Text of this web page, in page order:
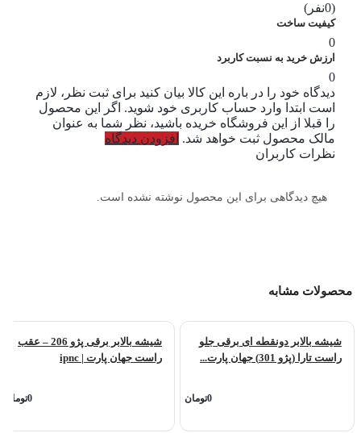
(0نفر)
کیفیت ساخت
0
ارزش خرید به نسبت کاربرد
0
دیدگاه خود را در باره این کالا بیان کنید برای ثبت نظر، لازم
است ابتدا وارد حساب کاربری خود شوید. اگر این محصول
را قبلا از این فروشگاه خریده باشید، نظر شما به عنوان
مالک محصول ثبت خواهد شد. افزودن دیدگاه
نظرات کاربران
هیچ دیدگاهی برای این محصول نوشته نشده است.
محصولات مشابه
شیشه بالابر دونقطه ای برقی جلو
راست تارا (پژو 301) جهان پارت...
0تومان
شیشه بالابر برقی پژو 206 – عقب
راست جهان پارت | ipnc
0تومان